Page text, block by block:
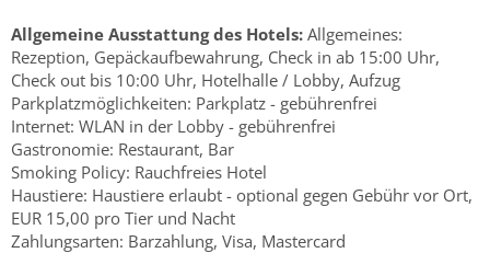
Allgemeine Ausstattung des Hotels: Allgemeines:
Rezeption, Gepäckaufbewahrung, Check in ab 15:00 Uhr,
Check out bis 10:00 Uhr, Hotelhalle / Lobby, Aufzug
Parkplatzmöglichkeiten: Parkplatz - gebührenfrei
Internet: WLAN in der Lobby - gebührenfrei
Gastronomie: Restaurant, Bar
Smoking Policy: Rauchfreies Hotel
Haustiere: Haustiere erlaubt - optional gegen Gebühr vor Ort,
EUR 15,00 pro Tier und Nacht
Zahlungsarten: Barzahlung, Visa, Mastercard